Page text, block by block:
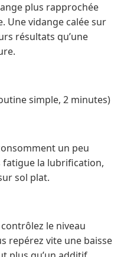
plus rapprochée
Une vidange calée sur
résultats qu’une
simple, 2 minutes)
un peu
fatigue la lubrification,
sol plat.
le niveau
repérez vite une baisse